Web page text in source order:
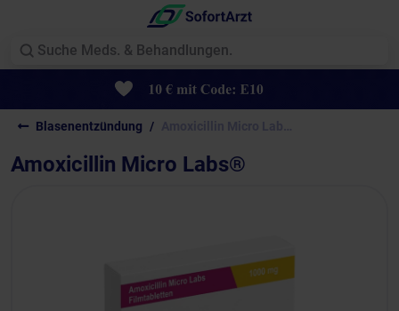
Blasenentzündung
Amoxicillin Micro Labs®